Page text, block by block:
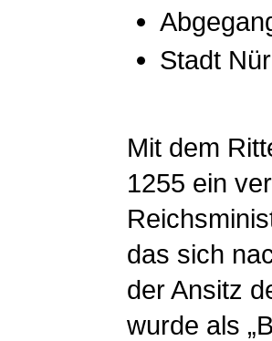
Stadt
Mit dem
1255 ein
das sich
der Ansitz
wurde als